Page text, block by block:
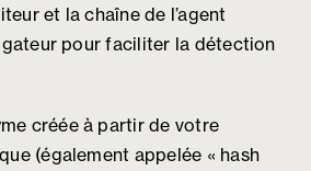
et la chaîne de l’agent
pour faciliter la détection
créée à partir de votre
(également appelée « hash